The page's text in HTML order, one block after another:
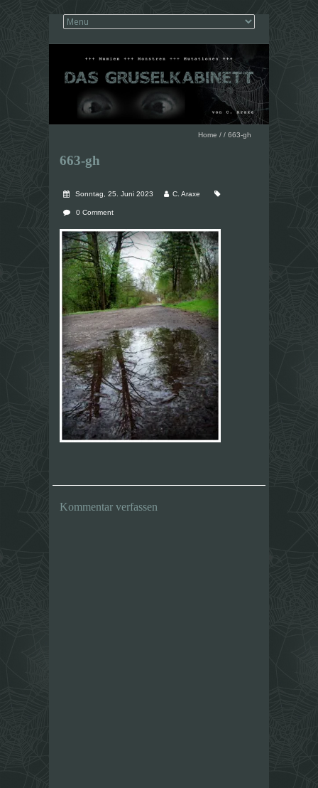
Home / / 663-gh
663-gh
Sonntag, 25. Juni 2023 C. Araxe
0 Comment
Kommentar verfassen